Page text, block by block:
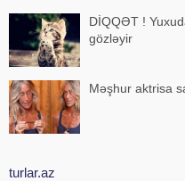
DİQQƏT !
gözləyir
Məşhur aktrisa
turlar.az